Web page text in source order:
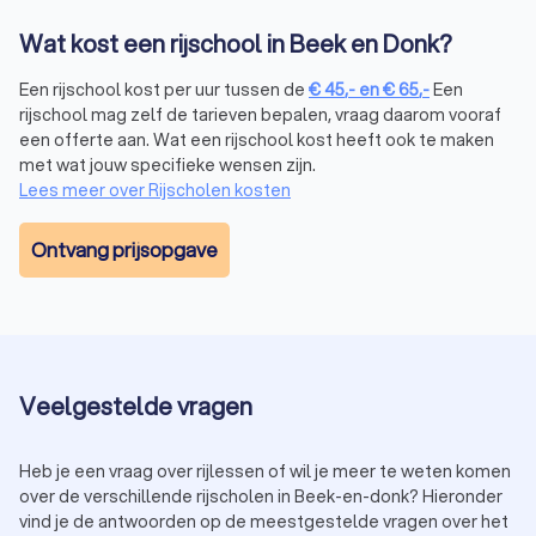
Scooter-, bromfiets- of snorfietsrijbewijs
(rijbewijs AM)
Voor wie zich snel en gemakkelijk door de stad wil
verplaatsen, zijn er scooterrijlessen beschikbaar. Hier leer je
de basis van het besturen van een scooter en de specifieke
verkeersregels die gelden voor scootergebruikers.
Aanhangerrijlessen (rijbewijs BE, B+)
moet rijden, correct moet parkeren en veilig deelneemt aan
Naast bovengenoemde typen rijles vind je bij Trustoo ook
rijscholen gespecialiseerd inrijopleidingen voor
vrachtwagens
(rijbewijs C, CE, C1, C1E) en bussen
(rijbewijs D,
Wat kost een rijschool in Beek en Donk?
Een rijschool kost per uur tussen de €45,- en€65,-Een
rijschool mag zelf de tarieven bepalen, vraag daarom vooraf
een offerte aan. Wat een rijschool kost heeft ook te maken
met wat jouw specifieke wensen zijn.
Lees meer over Rijscholen kosten
Ontvang prijsopgave
Veelgestelde vragen
Heb je een vraag over rijlessen of wil je meer te weten komen
over de verschillende rijscholen in Beek-en-donk? Hieronder
vind je de antwoorden op de meestgestelde vragen over het